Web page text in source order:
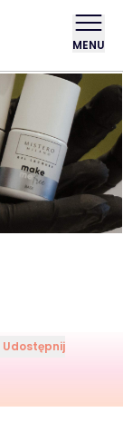
MENU
Udostępnij